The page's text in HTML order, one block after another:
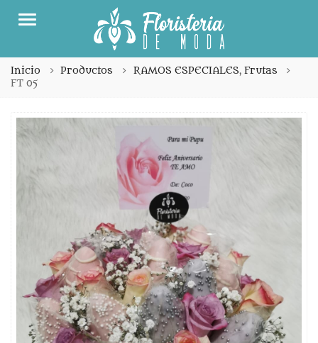
Menu
Inicio Productos RAMOS ESPECIALES, Frutas
FT 05